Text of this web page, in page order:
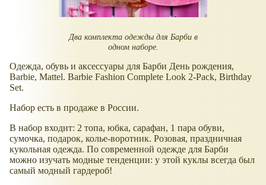
Два комплекта одежды для Барби в
одном наборе.
Одежда, обувь и аксессуары для Барби День рождения,
Barbie, Mattel. Barbie Fashion Complete Look 2-Pack, Birthday
Set.
Набор есть в продаже в России.
В набор входит: 2 топа, юбка, сарафан, 1 пара обуви,
сумочка, подарок, колье-воротник. Розовая, праздничная
кукольная одежда. По современной одежде для Барби
можно изучать модные тенденции: у этой куклы всегда был
самый модный гардероб!